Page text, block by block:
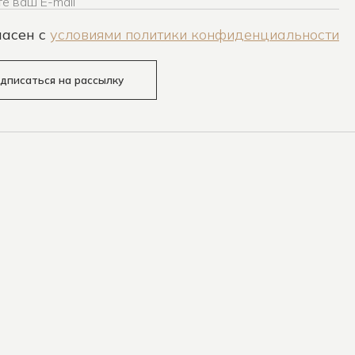
c условиями политики конфиденциальности
на рассылку